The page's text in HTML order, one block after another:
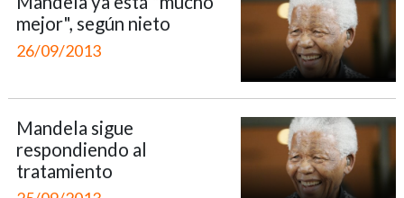
mejor", según nieto
26/09/2013
Mandela sigue
respondiendo al
tratamiento